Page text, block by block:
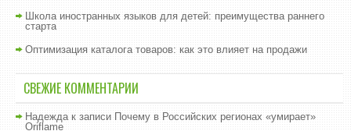
Школа иностранных языков для детей: преимущества раннего
старта
Оптимизация каталога товаров: как это влияет на продажи
СВЕЖИЕ КОММЕНТАРИИ
Надежда к записи Почему в Российских регионах «умирает»
Oriflame